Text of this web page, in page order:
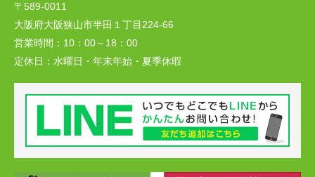
〒589-0011
大阪府大阪狭山市半田１丁目224-66
営業時間： 10：00～18：00
定休日： 水曜日・年末年始・夏季休暇